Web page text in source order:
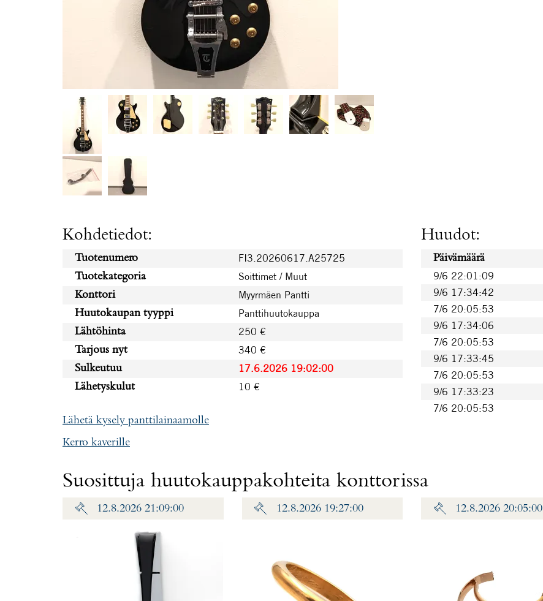
Kohdetiedot:
Tuotenumero FI3.20260617.A25725
Tuotekategoria Soittimet / Muut
Konttori Myyrmäen Pantti
Huutokaupan tyyppi Panttihuutokauppa
Lähtöhinta 250 €
Tarjous nyt 340 €
Sulkeutuu 17.6.2026 19:02:00
Lähetyskulut 10 €
Lähetä kysely panttilainaamolle
Kerro kaverille
Huudot:
Päivämäärä
9/6 22:01:09
9/6 17:34:42
7/6 20:05:53
9/6 17:34:06
7/6 20:05:53
9/6 17:33:45
7/6 20:05:53
9/6 17:33:23
7/6 20:05:53
Suosittuja huutokauppakohteita konttorissa
12.8.2026 21:09:00 12.8.2026 19:27:00 12.8.2026 20:05:00